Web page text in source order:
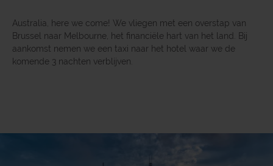
Australia, here we come! We vliegen met een overstap van
Brussel naar Melbourne, het financiële hart van het land. Bij
aankomst nemen we een taxi naar het hotel waar we de
komende 3 nachten verblijven.